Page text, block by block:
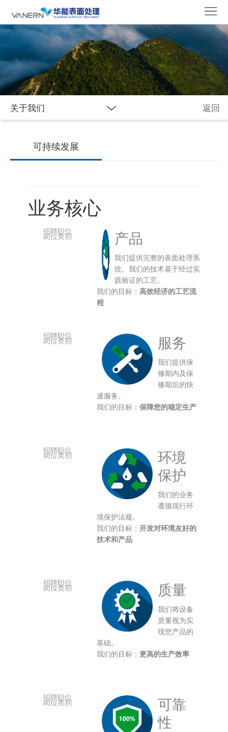
页
关
于
我
新
闻
合
关于我们 返回
可持续发展
业务核心
产品
我们提供完整的表面处理系
统。我们的技术基于经过实
践验证的工艺。
我们的目标：高效经济的工艺流
程
服务
我们提供保
修期内及保
修期后的快
速服务。
我们的目标：保障您的稳定生产
环境
保护
我们的业务
遵循现行环
境保护法规。
我们的目标：开发对环境友好的
技术和产品
质量
我们将设备
质量视为实
现您产品的
基础。
我们的目标：更高的生产效率
可靠
性